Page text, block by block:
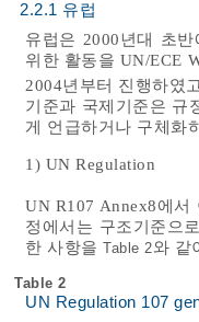
2.2.1 유럽
유럽은 2000년대 초
위한 활동을 UN/ECE
2004년부터 진행하였
기준과 국제기준은 규
게 언급하거나 구체화
1) UN Regulation
UN R107 Annex8에서
정에서는 구조기준으
한 사항을 Table 2와 같
Table 2
UN Regulation 107